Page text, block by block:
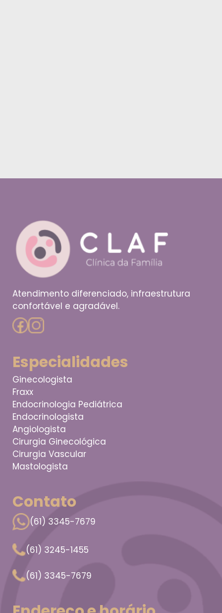
Atendimento diferenciado, infraestrutura
confortável e agradável.
Especialidades
Ginecologista
Fraxx
Endocrinologia Pediátrica
Endocrinologista
Angiologista
Cirurgia Ginecológica
Cirurgia Vascular
Mastologista
Contato
(61) 3345-7679
(61) 3245-1455
(61) 3345-7679